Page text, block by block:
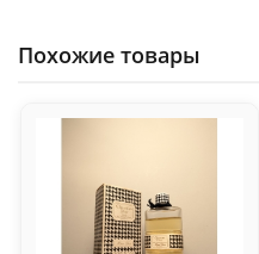
Похожие товары